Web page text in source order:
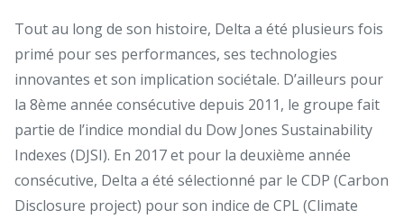
Tout au long de son histoire, Delta a été plusieurs fois
primé pour ses performances, ses technologies
innovantes et son implication sociétale. D’ailleurs pour
la 8ème année consécutive depuis 2011, le groupe fait
partie de l’indice mondial du Dow Jones Sustainability
Indexes (DJSI). En 2017 et pour la deuxième année
consécutive, Delta a été sélectionné par le CDP (Carbon
Disclosure project) pour son indice de CPL (Climate